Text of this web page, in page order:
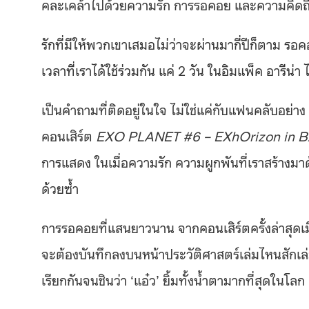
รักที่มีให้พวกเขาเสมอไม่ว่าจะผ่านมากี่ปีก็ตาม รอ
เวลาที่เราได้ใช้ร่วมกัน แค่ 2 วัน ในอิมแพ็ค อารีน่า
เป็นคำถามที่ติดอยู่ในใจ ไม่ใช่แค่กับแฟนคลับอย่า
คอนเสิร์ต EXO PLANET #6 – EXhOrizon in
การแสดง ในเมื่อความรัก ความผูกพันที่เราสร้าง
ด้วยซ้ำ
การรอคอยที่แสนยาวนาน จากคอนเสิร์ตครั้งล่าสุด
จะต้องบันทึกลงบนหน้าประวัติศาสตร์เล่มไหนสัก
เรียกกันจนชินว่า ‘แอ๋ว’ ยิ้มทั้งน้ำตามากที่สุดในโลก